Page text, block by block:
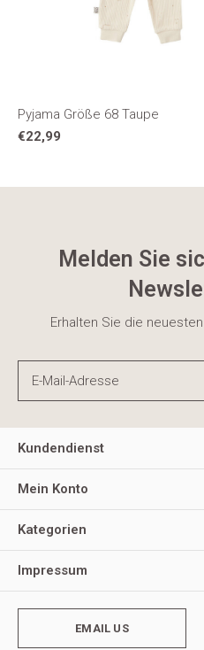
Pyjama Größe 68 Taupe
€22,99
Melden Sie
Erhalten Sie die
Kundendienst
Mein Konto
Kategorien
Impressum
EMAIL US